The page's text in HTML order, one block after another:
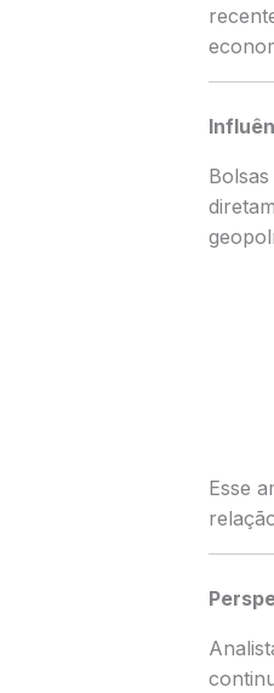
Esse